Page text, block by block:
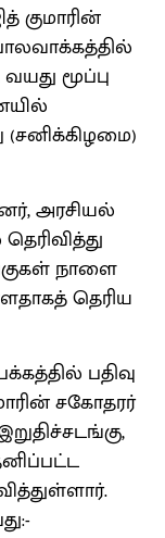
குமாரின்
மூப்பு
(சனிக்கிழமை)
அரசியல்
நாளை
தெரிய
பதிவு
சகோதரர்